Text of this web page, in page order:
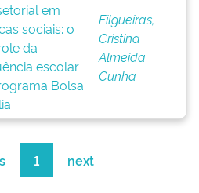
em
sociais: o
da
escolar
Bolsa
Filgueiras,
Cristina
Almeida
Cunha
1 next